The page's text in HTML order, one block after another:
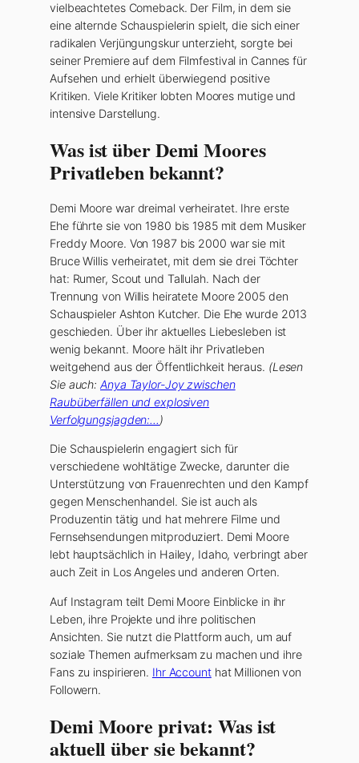
vielbeachtetes Comeback. Der Film, in dem sie
eine alternde Schauspielerin spielt, die sich einer
radikalen Verjüngungskur unterzieht, sorgte bei
seiner Premiere auf dem Filmfestival in Cannes für
Aufsehen und erhielt überwiegend positive
Kritiken. Viele Kritiker lobten Moores mutige und
intensive Darstellung.
Was ist über Demi Moores
Privatleben bekannt?
Demi Moore war dreimal verheiratet. Ihre erste
Ehe führte sie von 1980 bis 1985 mit dem Musiker
Freddy Moore. Von 1987 bis 2000 war sie mit
Bruce Willis verheiratet, mit dem sie drei Töchter
hat: Rumer, Scout und Tallulah. Nach der
Trennung von Willis heiratete Moore 2005 den
Schauspieler Ashton Kutcher. Die Ehe wurde 2013
geschieden. Über ihr aktuelles Liebesleben ist
wenig bekannt. Moore hält ihr Privatleben
weitgehend aus der Öffentlichkeit heraus. (Lesen
Sie auch:Anya Taylor-Joy zwischen
Raubüberfällen und explosiven
Verfolgungsjagden:…)
Die Schauspielerin engagiert sich für
verschiedene wohltätige Zwecke, darunter die
Unterstützung von Frauenrechten und den Kampf
gegen Menschenhandel. Sie ist auch als
Produzentin tätig und hat mehrere Filme und
Fernsehsendungen mitproduziert. Demi Moore
lebt hauptsächlich in Hailey, Idaho, verbringt aber
auch Zeit in Los Angeles und anderen Orten.
Auf Instagram teilt Demi Moore Einblicke in ihr
Leben, ihre Projekte und ihre politischen
Ansichten. Sie nutzt die Plattform auch, um auf
soziale Themen aufmerksam zu machen und ihre
Fans zu inspirieren. Ihr Accounthat Millionen von
Followern.
Demi Moore privat: Was ist
aktuell über sie bekannt?